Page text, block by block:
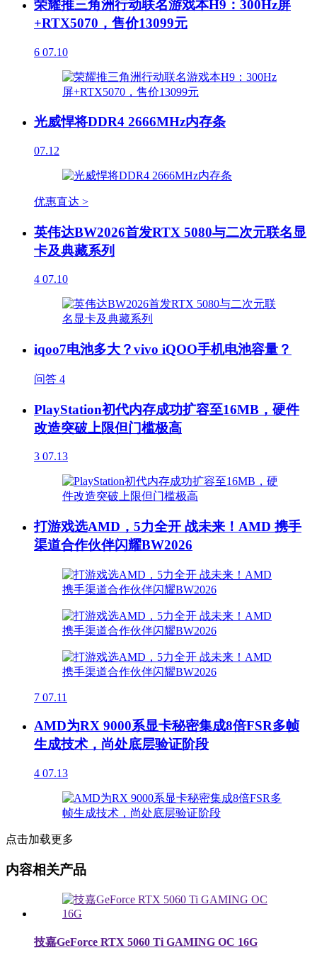
荣耀推三角洲行动联名游戏本H9：300Hz屏
+RTX5070，售价13099元
6 07.10
光威悍将DDR4 2666MHz内存条
07.12
优惠直达 >
英伟达BW2026首发RTX 5080与二次元联名显
卡及典藏系列
4 07.10
iqoo7电池多大？vivo iQOO手机电池容量？
问答 4
PlayStation初代内存成功扩容至16MB，硬件
改造突破上限但门槛极高
3 07.13
打游戏选AMD，5力全开 战未来！AMD 携手
渠道合作伙伴闪耀BW2026
7 07.11
AMD为RX 9000系显卡秘密集成8倍FSR多帧
生成技术，尚处底层验证阶段
4 07.13
点击加载更多
内容相关产品
技嘉GeForce RTX 5060 Ti GAMING OC 16G